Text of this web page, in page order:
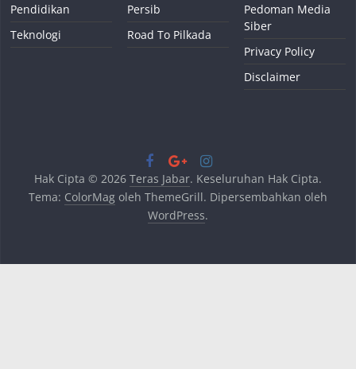
Pendidikan
Teknologi
Persib
Road To Pilkada
Pedoman Media
Siber
Privacy Policy
Disclaimer
Hak Cipta © 2026 Teras Jabar. Keseluruhan Hak Cipta.
Tema: ColorMagoleh ThemeGrill. Dipersembahkan oleh
WordPress.